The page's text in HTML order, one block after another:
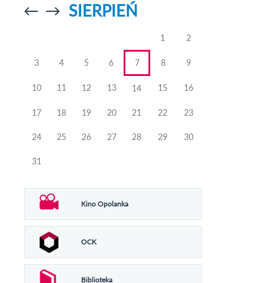
Przejdź doPrzejdź do
SIERPIEŃ
1 2
3 4 5 6 7 8 9
10 11 12 13 14 15 16
17 18 19 20 21 22 23
24 25 26 27 28 29 30
31
Kino Opolanka
OCK
Biblioteka